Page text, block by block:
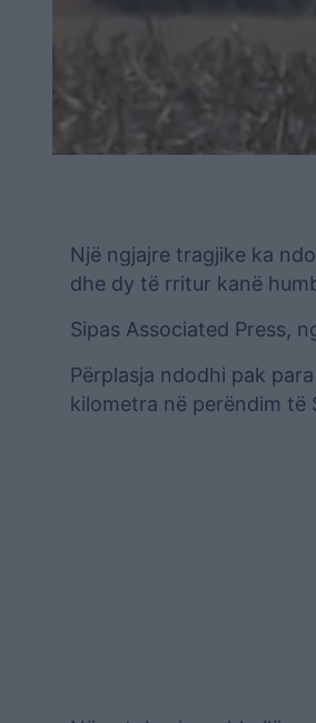
Një ngjajre tragjike ka
dhe dy të rritur kanë
Sipas Associated Press,
Përplasja ndodhi pak
kilometra në perëndim të